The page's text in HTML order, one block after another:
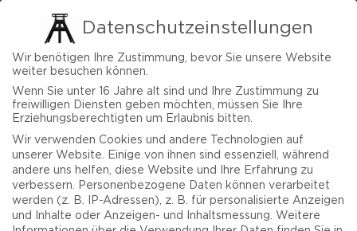
Datenschutzeinstellungen
Wir benötigen Ihre Zustimmung, bevor Sie unsere Website
weiter besuchen können.
Wenn Sie unter 16 Jahre alt sind und Ihre Zustimmung zu
freiwilligen Diensten geben möchten, müssen Sie Ihre
Erziehungsberechtigten um Erlaubnis bitten.
Wir verwenden Cookies und andere Technologien auf
unserer Website. Einige von ihnen sind essenziell, während
andere uns helfen, diese Website und Ihre Erfahrung zu
verbessern.
Personenbezogene Daten können verarbeitet
werden (z. B. IP-Adressen), z. B. für personalisierte Anzeigen
und Inhalte oder Anzeigen- und Inhaltsmessung.
Weitere